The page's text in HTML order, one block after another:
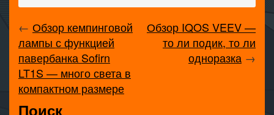
← Обзор кемпинговой
лампы с функцией
павербанка Sofirn
LT1S — много света в
компактном размере
Обзор IQOS VEEV —
то ли подик, то ли
одноразка →
Поиск